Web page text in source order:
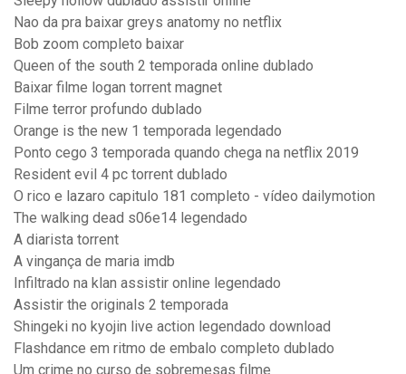
Nao da pra baixar greys anatomy no netflix
Bob zoom completo baixar
Queen of the south 2 temporada online dublado
Baixar filme logan torrent magnet
Filme terror profundo dublado
Orange is the new 1 temporada legendado
Ponto cego 3 temporada quando chega na netflix 2019
Resident evil 4 pc torrent dublado
O rico e lazaro capitulo 181 completo - vídeo dailymotion
The walking dead s06e14 legendado
A diarista torrent
A vingança de maria imdb
Infiltrado na klan assistir online legendado
Assistir the originals 2 temporada
Shingeki no kyojin live action legendado download
Flashdance em ritmo de embalo completo dublado
Um crime no curso de sobremesas filme